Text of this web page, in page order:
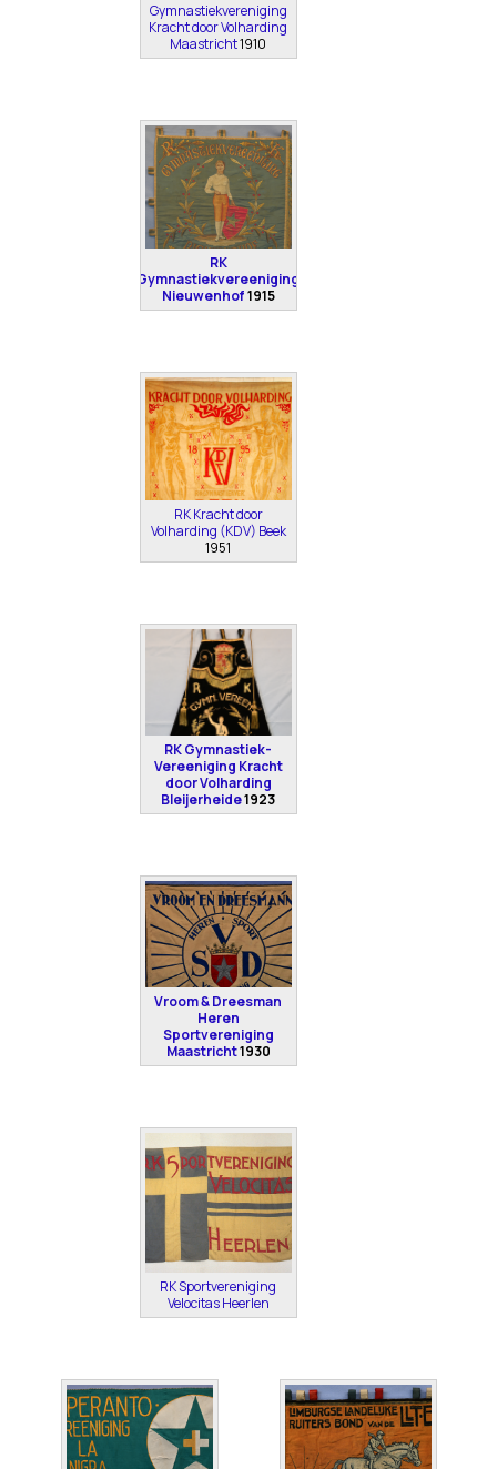
Gymnastiekvereniging
Kracht door Volharding
Maastricht1910
RK
Gymnastiekvereeniging
Nieuwenhof1915
RK Kracht door
Volharding (KDV) Beek
1951
RK Gymnastiek-
Vereeniging Kracht
door Volharding
Bleijerheide1923
Vroom & Dreesman
Heren
Sportvereniging
Maastricht1930
RK Sportvereniging
Velocitas Heerlen